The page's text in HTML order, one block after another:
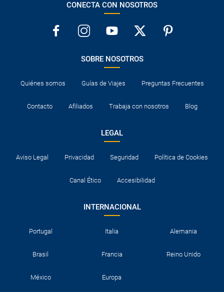
CONECTA CON NOSOTROS
SOBRE NOSOTROS
Quiénes somos Guías de Viajes Preguntas Frecuentes
Contacto Afiliados Trabaja con nosotros Blog
LEGAL
Aviso Legal Privacidad Seguridad Política de Cookies
Canal Ético Accesibilidad
INTERNACIONAL
Portugal Italia Alemania
Brasil Francia Reino Unido
México Europa